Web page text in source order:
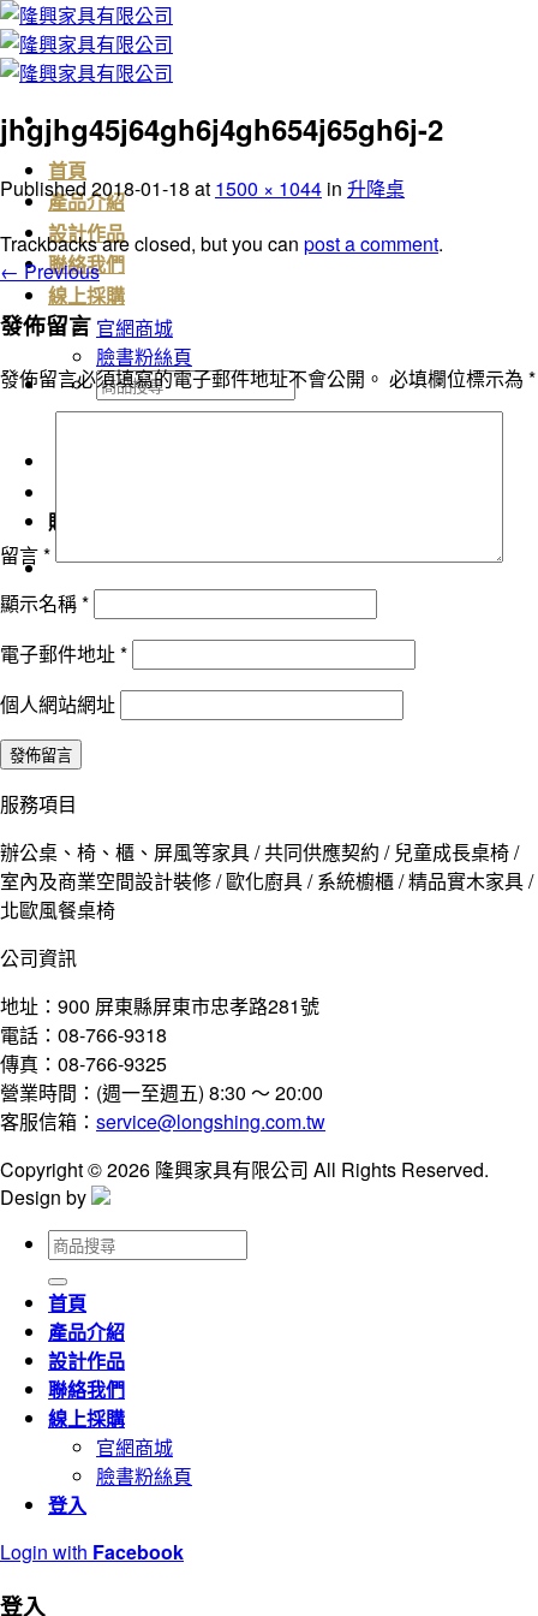
Skip
to
content
首頁
產品介紹
設計作品
聯絡我們
線上採購
官網商城
臉書粉絲頁
搜
尋
購物車
jhgjhg45j64gh6j4gh654j65gh6j-2
Published2018-01-18 at 1500 × 1044 in 升降桌
Trackbacks are closed, but you can post a comment.
← Previous
發佈留言
發佈留言必須填寫的電子郵件地址不會公開。 必填欄位標示為 *
留言*
顯示名稱*
電子郵件地址*
個人網站網址
服務項目
辦公桌、椅、櫃、屏風等家具 / 共同供應契約 / 兒童成長桌椅 /
室內及商業空間設計裝修 / 歐化廚具 / 系統櫥櫃 / 精品實木家具 /
北歐風餐桌椅
公司資訊
地址：900 屏東縣屏東市忠孝路281號
電話：08-766-9318
傳真：08-766-9325
營業時間：(週一至週五) 8:30 ～ 20:00
客服信箱： service@longshing.com.tw
Copyright © 2026 隆興家具有限公司 All Rights Reserved.
Design by
搜
尋
關
鍵
字:
首頁
產品介紹
設計作品
聯絡我們
線上採購
官網商城
臉書粉絲頁
登入
Login with Facebook
登入